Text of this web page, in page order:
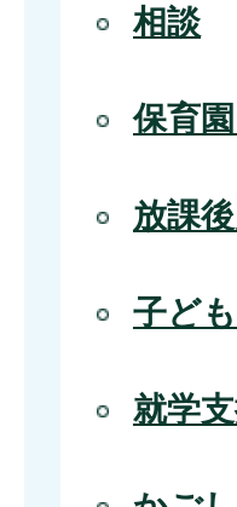
相談
保育
放課
子ど
就学